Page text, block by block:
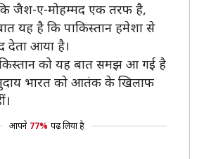
जैश-ए-मोहम्मद एक तरफ है,
यह है कि पाकिस्तान हमेशा से
आया है।
को यह बात समझ आ गई है
भारत को आतंक के खिलाफ
आपने 77% पढ़ लिया है